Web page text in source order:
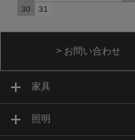
30
31
> お問い合わせ
家具
照明